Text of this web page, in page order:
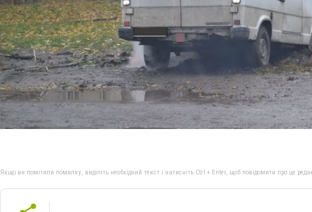
Якщо ви помітили помилку, виділіть необхідний текст і натисніть Ctrl + Enter, щоб повідомити про це